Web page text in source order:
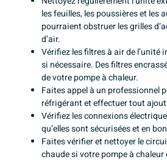
les feuilles, les poussières et les
pourraient obstruer les grilles
d’air.
Vérifiez les filtres à air de l’unité
si nécessaire. Des filtres
de votre pompe à chaleur.
Faites appel à un professionnel
réfrigérant et effectuer tout
Vérifiez les connexions
qu’elles sont sécurisées et en
Faites vérifier et nettoyer le
chaude si votre pompe à chaleur